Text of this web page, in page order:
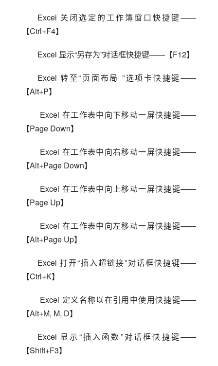
Excel 关闭选定的工作簿窗口快捷键——
【Ctrl+F4】
Excel 显示“另存为”对话框快捷键——【F12】
Excel 转至“页面布局 ”选项卡快捷键——
【Alt+P】
【Page Down】
【Alt+Page Down】
【Page Up】
【Alt+Page Up】
Excel 打开“插入超链接”对话框快捷键——
【Ctrl+K】
【Alt+M, M, D】
Excel 显示“插入函数”对话框快捷键——
【Shift+F3】